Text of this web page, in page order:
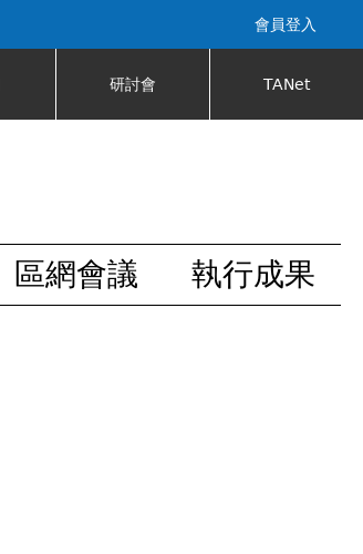
會員登入
研討會 TANet
區網會議 執行成果